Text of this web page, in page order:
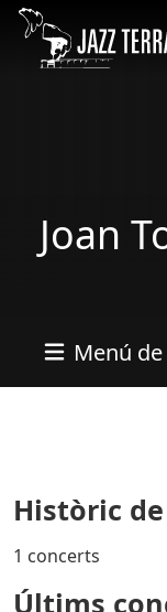
Vés al contingut
Joan
Menú
Històric
1 concerts
Últims